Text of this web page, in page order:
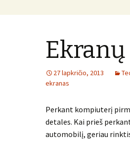
27 lapkričio, 2013
ekranas
Perkant kompiuterį
detales. Kai prieš
automobilį, geriau